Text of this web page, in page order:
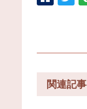
関連記事